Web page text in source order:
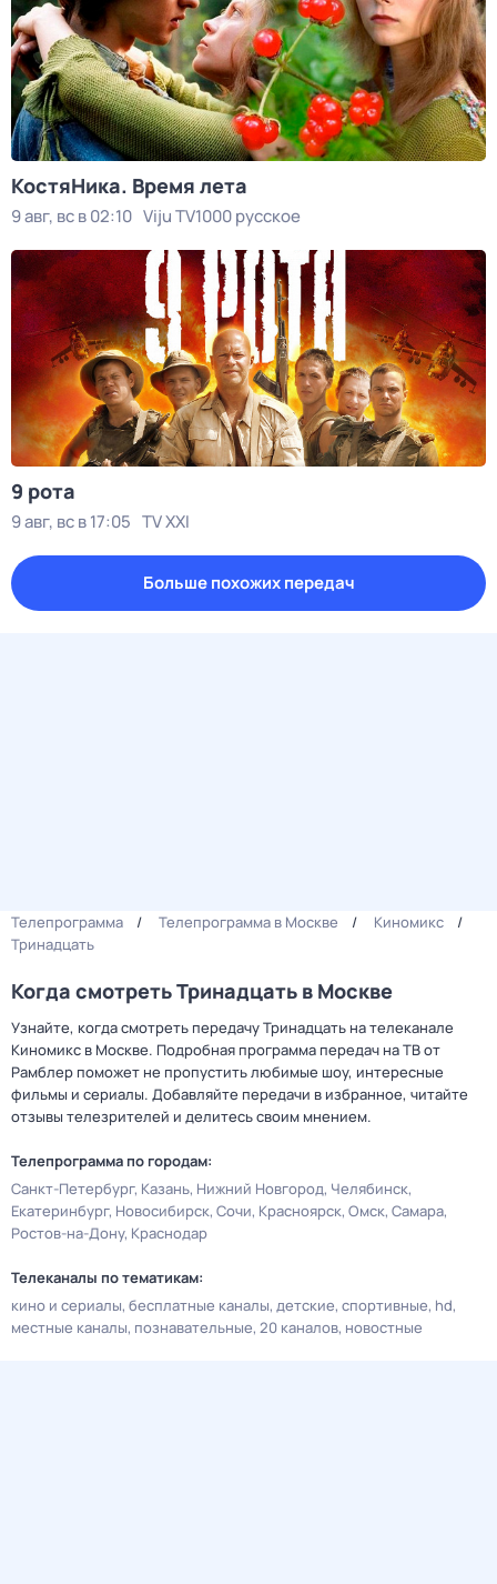
КостяНика. Время лета
9 авг, вс в 02:10 Viju TV1000 русское
9 рота
9 авг, вс в 17:05 TV XXI
Больше похожих передач
Телепрограмма Телепрограмма в Москве
Киномикс
Тринадцать
Когда смотреть Тринадцать в Москве
Узнайте, когда смотреть передачу Тринадцать на телеканале
Киномикс в Москве. Подробная программа передач на ТВ от
Рамблер поможет не пропустить любимые шоу, интересные
фильмы и сериалы. Добавляйте передачи в избранное, читайте
отзывы телезрителей и делитесь своим мнением.
Телепрограмма по городам:
Санкт-Петербург Казань Нижний Новгород Челябинск
Екатеринбург Новосибирск Сочи Красноярск Омск Самара
Ростов-на-Дону Краснодар
Телеканалы по тематикам:
кино и сериалы бесплатные каналы детские спортивные hd
местные каналы познавательные 20 каналов новостные